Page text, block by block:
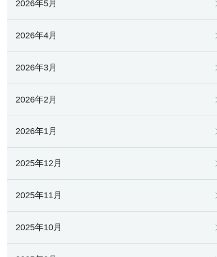
2026年5月
2026年4月
2026年3月
2026年2月
2026年1月
2025年12月
2025年11月
2025年10月